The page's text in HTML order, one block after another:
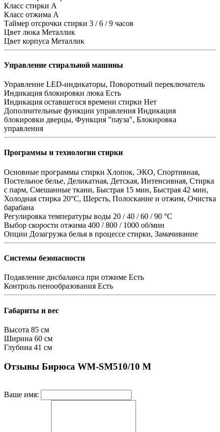
Класс стирки А
Класс отжима A
Таймер отсрочки стирки 3 / 6 / 9 часов
Цвет люка Металлик
Цвет корпуса Металлик
Управление стиральной машины
Управление LED-индикаторы, Поворотный переключатель
Индикация блокировки люка Есть
Индикация оставшегося времени стирки Нет
Дополнительные функции управления Индикация
блокировки дверцы, Функция "пауза", Блокировка
управления
Программы и технологии стирки
Основные программы стирки Хлопок, ЭКО, Спортивная,
Постельное белье, Деликатная, Детская, Интенсивная, Стирка
с парм, Смешанные ткани, Быстрая 15 мин, Быстрая 42 мин,
Холодная стирка 20°C, Шерсть, Полоскание и отжим, Очистка
барабана
Регулировка температуры воды 20 / 40 / 60 / 90 °C
Выбор скорости отжима 400 / 800 / 1000 об/мин
Опции Дозагрузка белья в процессе стирки, Замачивание
Системы безопасности
Подавление дисбаланса при отжиме Есть
Контроль пенообразования Есть
Габариты и вес
Высота 85 см
Ширина 60 см
Глубина 41 см
Отзывы Бирюса WM-SM510/10 M
Ваше имя: